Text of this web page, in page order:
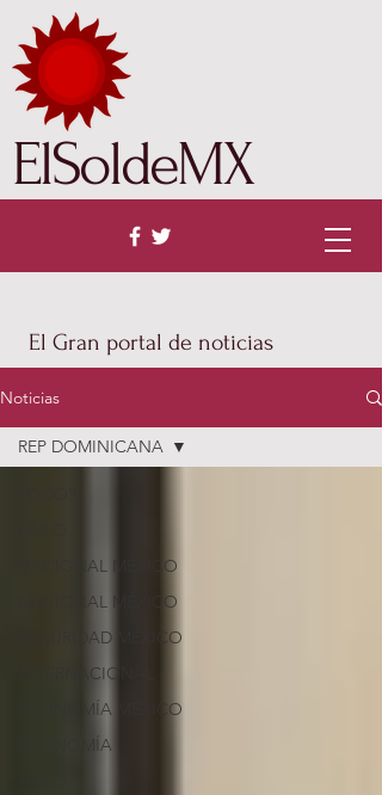
El Gran portal de noticias
ElSoldeMX
Noticias
NACIONAL MÉXICO
NACIONAL MÉXICO
SEGURIDAD MÉXICO
INTERNACIONAL
ECONOMÍA MÉXICO
ECONOMÍA
REP DOMINICANA